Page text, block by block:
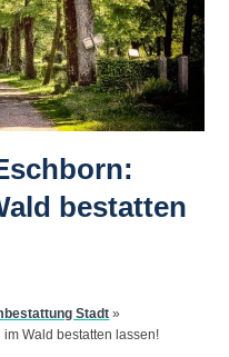
bestatten
Stadt »
Wald bestatten lassen!